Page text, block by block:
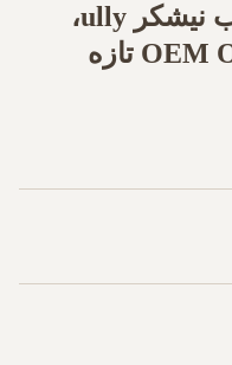
دستگاه فروش خودکار آب نیشکر ully،
پرس یکپارچه OEM ODM 100٪ تازه